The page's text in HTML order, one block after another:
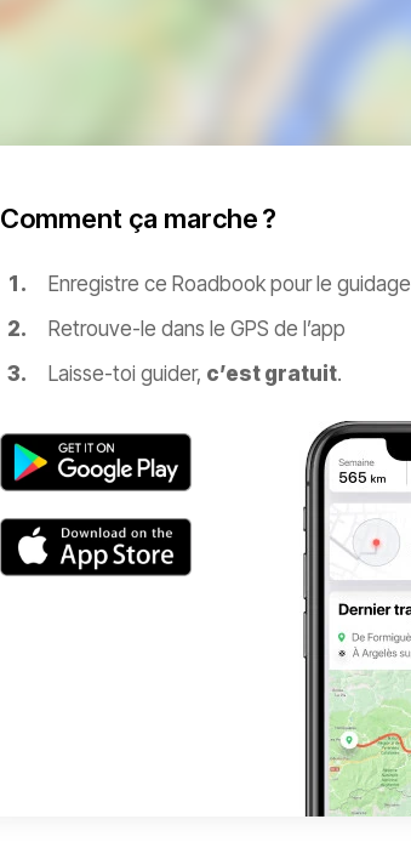
Comment ça marche ?
Enregistre ce Roadbook pour le guidage
Retrouve-le dans le GPS de l’app
Laisse-toi guider, c’est gratuit.